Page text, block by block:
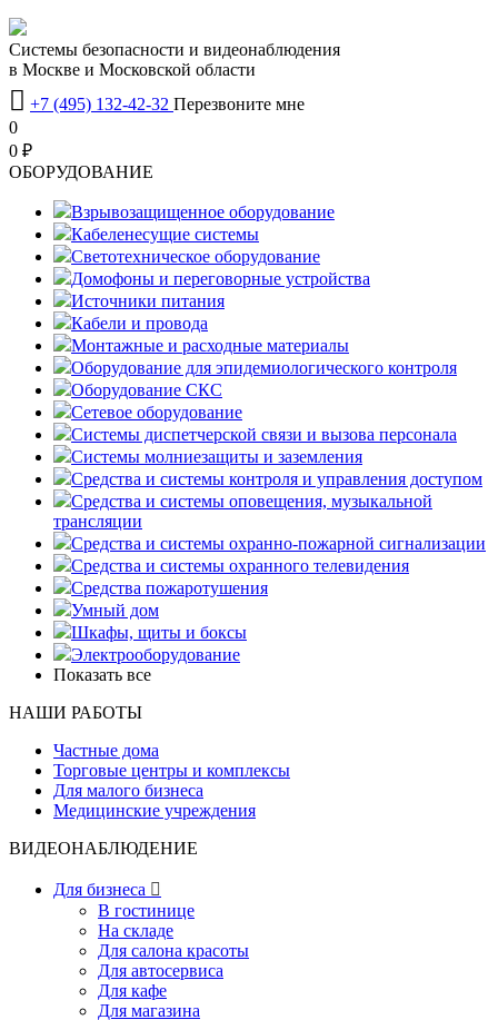
Системы безопасности и видеонаблюдения
в Москве и Московской области
 +7 (495) 132-42-32 Перезвоните мне
0
0 ₽
OБОРУДОВАНИЕ
Взрывозащищенное оборудование
Кабеленесущие системы
Светотехническое оборудование
Домофоны и переговорные устройства
Источники питания
Кабели и провода
Монтажные и расходные материалы
Оборудование для эпидемиологического контроля
Оборудование СКС
Сетевое оборудование
Системы диспетчерской связи и вызова персонала
Системы молниезащиты и заземления
Средства и системы контроля и управления доступом
Средства и системы оповещения, музыкальной
трансляции
Средства и системы охранно-пожарной сигнализации
Средства и системы охранного телевидения
Средства пожаротушения
Умный дом
Шкафы, щиты и боксы
Электрооборудование
Показать все
НАШИ РАБОТЫ
Частные дома
Торговые центры и комплексы
Для малого бизнеса
Медицинские учреждения
ВИДЕОНАБЛЮДЕНИЕ
Для бизнеса 
В гостинице
На складе
Для салона красоты
Для автосервиса
Для кафе
Для магазина